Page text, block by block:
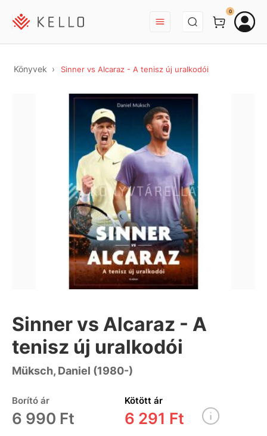
BEJELENTKEZÉS
0
Könyvek Sinner vs Alcaraz - A tenisz új uralkodói
Sinner vs Alcaraz - A
tenisz új uralkodói
Müksch, Daniel (1980-)
Borító ár
6 990 Ft
Kötött ár
6 291 Ft